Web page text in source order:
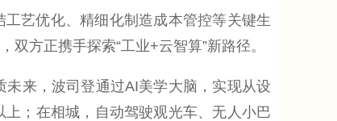
艺优化、精细化制造成本管控等关键生
方正携手探索“工业+云智算”新路径。
来，波司登通过AI美学大脑，实现从设
；在相城，自动驾驶观光车、无人小巴